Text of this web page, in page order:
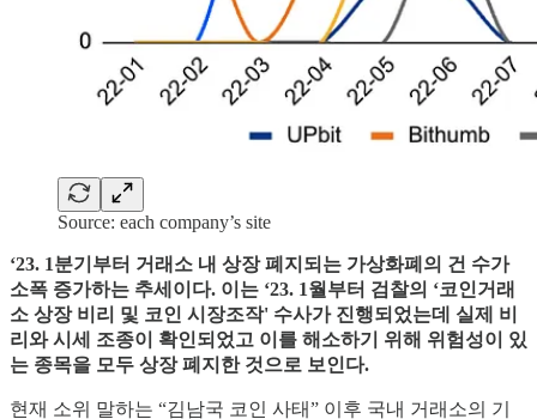
Source: each company’s site
‘23. 1분기부터 거래소 내 상장 폐지되는 가상화폐의 건 수가
소폭 증가하는 추세이다. 이는 ‘23. 1월부터 검찰의 ‘코인거래
소 상장 비리 및 코인 시장조작' 수사가 진행되었는데 실제 비
리와 시세 조종이 확인되었고 이를 해소하기 위해 위험성이 있
는 종목을 모두 상장 폐지한 것으로 보인다.
현재 소위 말하는 “김남국 코인 사태” 이후 국내 거래소의 기